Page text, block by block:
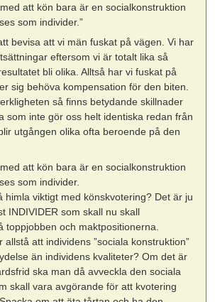
att kön bara är en socialkonstruktion
som individer.”
bevisa att vi män fuskat på vägen. Vi har
eftersom vi är totalt lika så
bli olika. Alltså har vi fuskat på
sig behöva kompensation för den biten.
så finns betydande skillnader
som inte gör oss helt identiska redan från
utgången olika ofta beroende på den
att kön bara är en socialkonstruktion
som individer.
himla viktigt med könskvotering? Det är ju
INDIVIDER som skall nu skall
toppjobben och maktpositionerna.
allstå att individens ”sociala konstruktion”
än individens kvaliteter? Om det är
ska man då avveckla den sociala
skall vara avgörande för att kvotering